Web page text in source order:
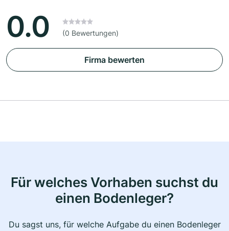
0.0 (0 Bewertungen)
Firma bewerten
Für welches Vorhaben suchst du
einen Bodenleger?
Du sagst uns, für welche Aufgabe du einen Bodenleger